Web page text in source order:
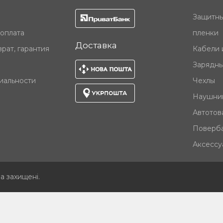
гарантия
Доставка
пленки
Кабели
Чехлы
захищені.